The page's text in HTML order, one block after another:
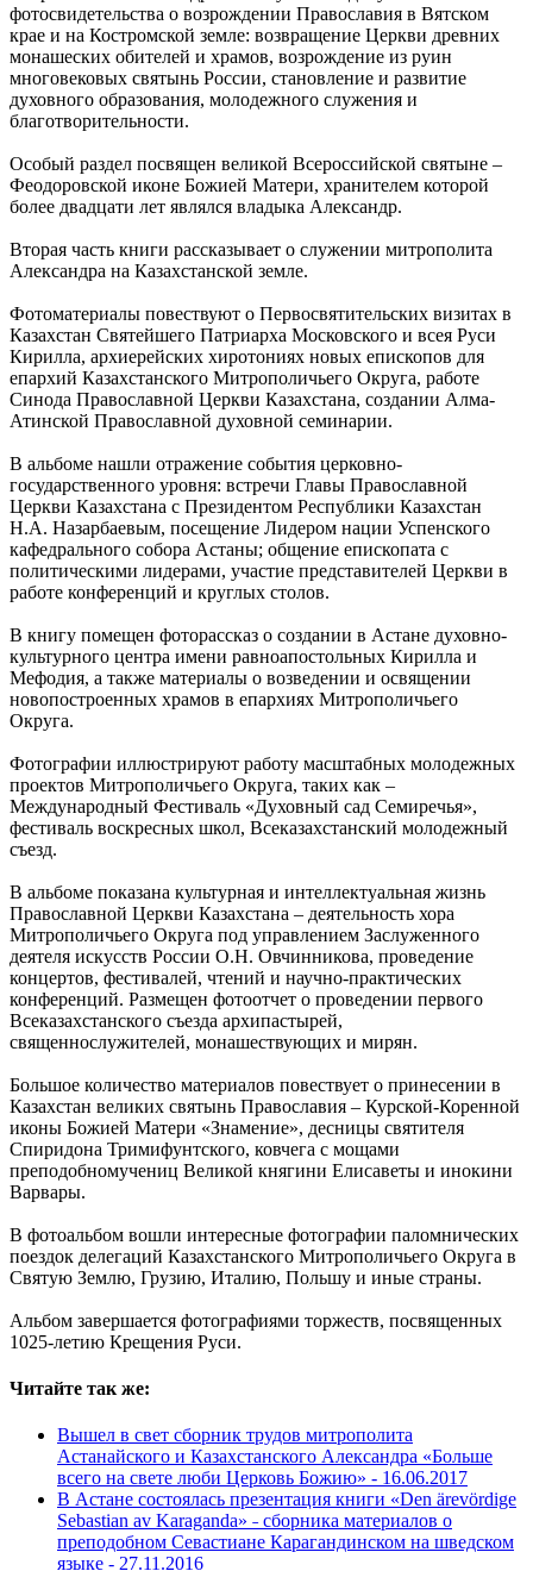
фотосвидетельства о возрождении Православия в Вятском
крае и на Костромской земле: возвращение Церкви древних
монашеских обителей и храмов, возрождение из руин
многовековых святынь России, становление и развитие
духовного образования, молодежного служения и
благотворительности.
Особый раздел посвящен великой Всероссийской святыне –
Феодоровской иконе Божией Матери, хранителем которой
более двадцати лет являлся владыка Александр.
Вторая часть книги рассказывает о служении митрополита
Александра на Казахстанской земле.
Фотоматериалы повествуют о Первосвятительских визитах в
Казахстан Святейшего Патриарха Московского и всея Руси
Кирилла, архиерейских хиротониях новых епископов для
епархий Казахстанского Митрополичьего Округа, работе
Синода Православной Церкви Казахстана, создании Алма-
Атинской Православной духовной семинарии.
В альбоме нашли отражение события церковно-
государственного уровня: встречи Главы Православной
Церкви Казахстана с Президентом Республики Казахстан
Н.А. Назарбаевым, посещение Лидером нации Успенского
кафедрального собора Астаны; общение епископата с
политическими лидерами, участие представителей Церкви в
работе конференций и круглых столов.
В книгу помещен фоторассказ о создании в Астане духовно-
культурного центра имени равноапостольных Кирилла и
Мефодия, а также материалы о возведении и освящении
новопостроенных храмов в епархиях Митрополичьего
Округа.
Фотографии иллюстрируют работу масштабных молодежных
проектов Митрополичьего Округа, таких как –
Международный Фестиваль «Духовный сад Семиречья»,
фестиваль воскресных школ, Всеказахстанский молодежный
съезд.
В альбоме показана культурная и интеллектуальная жизнь
Православной Церкви Казахстана – деятельность хора
Митрополичьего Округа под управлением Заслуженного
деятеля искусств России О.Н. Овчинникова, проведение
концертов, фестивалей, чтений и научно-практических
конференций. Размещен фотоотчет о проведении первого
Всеказахстанского съезда архипастырей,
священнослужителей, монашествующих и мирян.
Большое количество материалов повествует о принесении в
Казахстан великих святынь Православия – Курской-Коренной
иконы Божией Матери «Знамение», десницы святителя
Спиридона Тримифунтского, ковчега с мощами
преподобномучениц Великой княгини Елисаветы и инокини
Варвары.
В фотоальбом вошли интересные фотографии паломнических
поездок делегаций Казахстанского Митрополичьего Округа в
Святую Землю, Грузию, Италию, Польшу и иные страны.
Альбом завершается фотографиями торжеств, посвященных
1025-летию Крещения Руси.
Читайте так же:
Вышел в свет сборник трудов митрополита
Астанайского и Казахстанского Александра «Больше
всего на свете люби Церковь Божию» - 16.06.2017
В Астане состоялась презентация книги «Den ärevördige
Sebastian av Karaganda» ˗ сборника материалов о
преподобном Севастиане Карагандинском на шведском
языке - 27.11.2016